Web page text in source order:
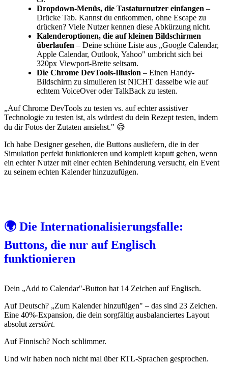
Dropdown-Menüs, die Tastaturnutzer einfangen –
Drücke Tab. Kannst du entkommen, ohne Escape zu
drücken? Viele Nutzer kennen diese Abkürzung nicht.
Kalenderoptionen, die auf kleinen Bildschirmen
überlaufen – Deine schöne Liste aus „Google Calendar,
Apple Calendar, Outlook, Yahoo" umbricht sich bei
320px Viewport-Breite seltsam.
Die Chrome DevTools-Illusion – Einen Handy-
Bildschirm zu simulieren ist NICHT dasselbe wie auf
echtem VoiceOver oder TalkBack zu testen.
„Auf Chrome DevTools zu testen vs. auf echter assistiver
Technologie zu testen ist, als würdest du dein Rezept testen, indem
du dir Fotos der Zutaten ansiehst." 😅
Ich habe Designer gesehen, die Buttons ausliefern, die in der
Simulation perfekt funktionieren und komplett kaputt gehen, wenn
ein echter Nutzer mit einer echten Behinderung versucht, ein Event
zu seinem echten Kalender hinzuzufügen.
🌍 Die Internationalisierungsfalle:
Buttons, die nur auf Englisch
funktionieren
Dein „Add to Calendar"-Button hat 14 Zeichen auf Englisch.
Auf Deutsch? „Zum Kalender hinzufügen" – das sind 23 Zeichen.
Eine 40%-Expansion, die dein sorgfältig ausbalanciertes Layout
absolut zerstört.
Auf Finnisch? Noch schlimmer.
Und wir haben noch nicht mal über RTL-Sprachen gesprochen.